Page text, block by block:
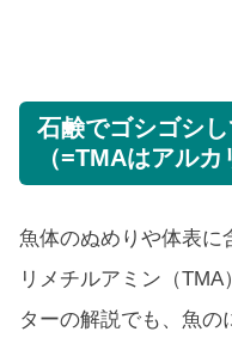
石鹸でゴシゴシ
（=TMAはアルカ
魚体のぬめりや体表に
リメチルアミン（
ターの解説でも、魚の